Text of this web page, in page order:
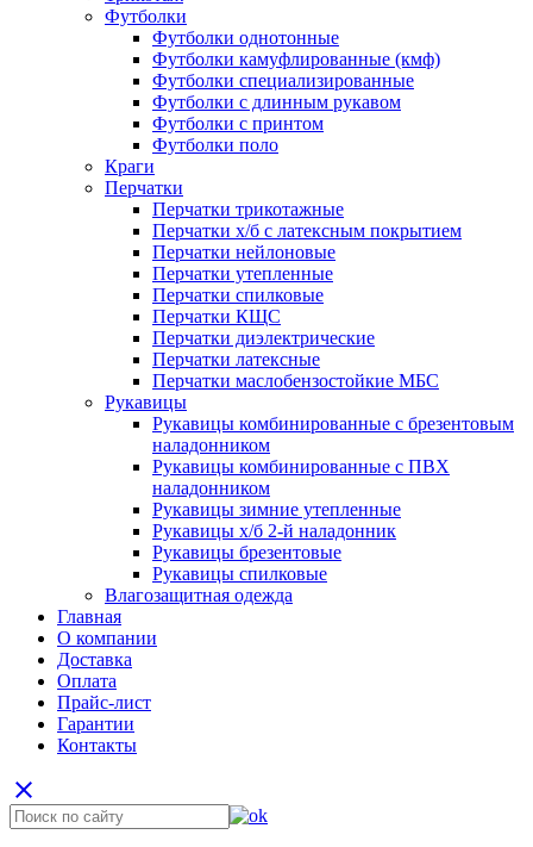
Футболки
Футболки однотонные
Футболки камуфлированные (кмф)
Футболки специализированные
Футболки с длинным рукавом
Футболки с принтом
Футболки поло
Краги
Перчатки
Перчатки трикотажные
Перчатки х/б с латексным покрытием
Перчатки нейлоновые
Перчатки утепленные
Перчатки спилковые
Перчатки КЩС
Перчатки диэлектрические
Перчатки латексные
Перчатки маслобензостойкие МБС
Рукавицы
Рукавицы комбинированные с брезентовым
наладонником
Рукавицы комбинированные с ПВХ
наладонником
Рукавицы зимние утепленные
Рукавицы х/б 2-й наладонник
Рукавицы брезентовые
Рукавицы спилковые
Влагозащитная одежда
Главная
О компании
Доставка
Оплата
Прайс-лист
Гарантии
Контакты
close